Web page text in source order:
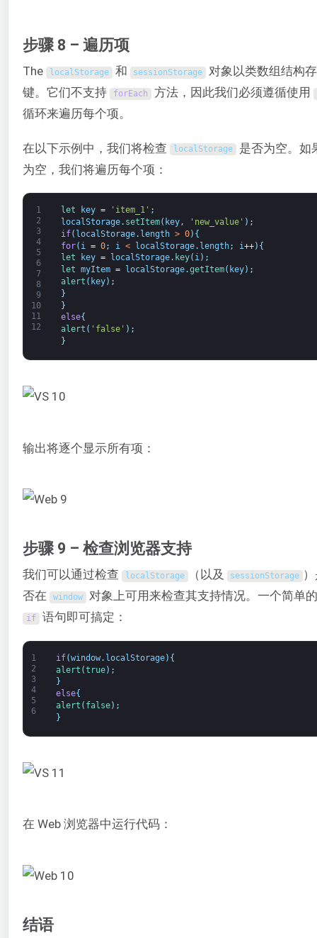
步骤 8 – 遍历项
The localStorage 和 sessionStorage
对象以类数组结构
键。它们不支持
forEach 方法，因此我们必须遵循使用
循环来遍历每个项。
在以下示例中，我们将检查 localStorage 是否为空。如
为空，我们将遍历每个项：
1
2
3
4
5
6
7
8
9
10
11
12
let key = 'item_1' ;
localStorage. setItem( key, 'new_value' ) ;
if( localStorage. length > 0) {
for( i = 0; i < localStorage. length; i++) {
let
key = localStorage. key( i) ;
let myItem = localStorage.getItem( key) ;
alert ( key) ;
}
}
else{
alert ( 'false' ) ;
}
输出将逐个显示所有项：
步骤 9 – 检查浏览器支持
我们可以通过检查 localStorage （以及 sessionStorage
否在
window 对象上可用来检查其支持情况。一个简单的
if 语句即可搞定：
1
2
3
4
5
6
if(window. localStorage) {
alert (true) ;
}
else{
alert ( false) ;
}
在 Web 浏览器中运行代码：
结语